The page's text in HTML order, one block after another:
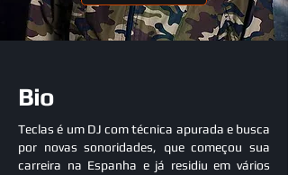
Bio
Teclas é um DJ com técnica apurada e busca
por novas sonoridades, que começou sua
carreira na Espanha e já residiu em vários